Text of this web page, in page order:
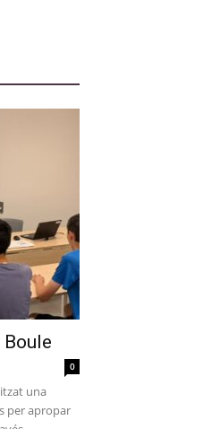
Boule
0
una
per apropar